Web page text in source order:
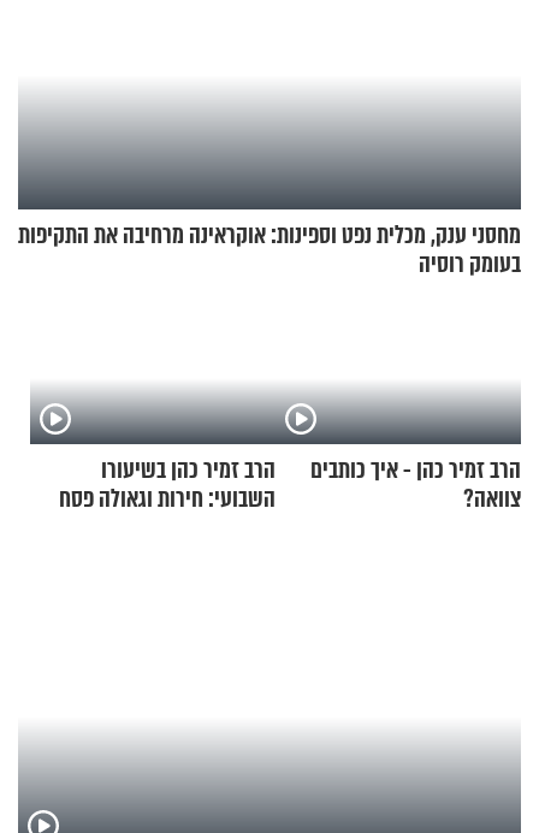
מחסני ענק, מכלית נפט וספינות: אוקראינה מרחיבה את התקיפות
בעומק רוסיה
הרב זמיר כהן - איך כותבים
צוואה?
הרב זמיר כהן בשיעורו
השבועי: חירות וגאולה פסח